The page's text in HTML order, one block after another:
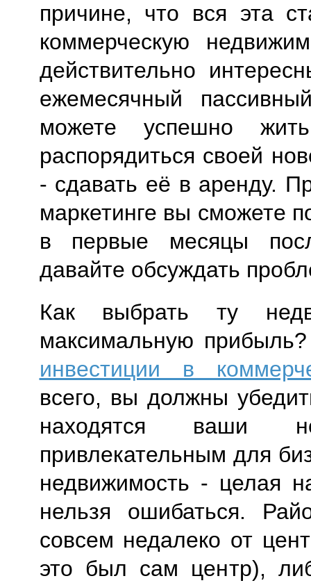
причине, что вся эта
коммерческую
действительно
ежемесячный
можете успешно
распорядиться своей
- сдавать её в аренду.
маркетинге вы сможете
в первые месяцы
давайте обсуждать
Как выбрать ту
максимальную
инвестиции в
всего, вы должны
находятся ваши
привлекательным для
недвижимость - целая
нельзя ошибаться.
совсем недалеко от
это был сам центр),